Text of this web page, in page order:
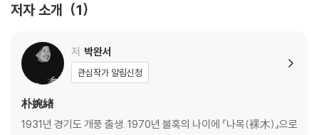
저자 소개 1
저 박완서
관심작가 알림신청
朴婉緖
1931년 경기도 개풍 출생. 1970년 불혹의 나이에 『나목(裸木)』으로